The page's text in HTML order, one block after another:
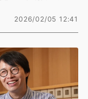
來，共研發出近
落在45-200元之
民眾結帳出來幾乎
億？
2026/02/05 12:41